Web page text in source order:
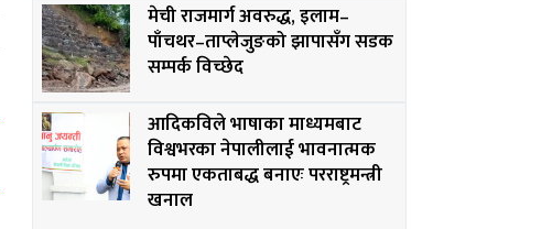
मेची राजमार्ग अवरुद्ध, इलाम–
पाँचथर–ताप्लेजुङको झापासँग सडक
सम्पर्क विच्छेद
आदिकविले भाषाका माध्यमबाट
विश्वभरका नेपालीलाई भावनात्मक
रुपमा एकताबद्ध बनाएः परराष्ट्रमन्त्री
खनाल